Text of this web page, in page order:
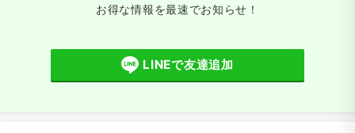
お得な情報を最速でお知らせ！
LINEで友達追加